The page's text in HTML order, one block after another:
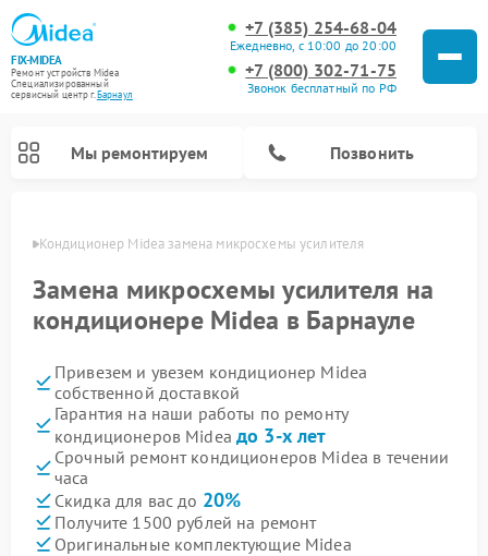
FIX-MIDEA
Ремонт устройств Midea
Специализированный
cервисный центр г.Барнаул
+7 (385) 254-68-04
Ежедневно, с 10:00 до 20:00
+7 (800) 302-71-75
Звонок бесплатный по РФ
Мы ремонтируем Позвонить
Кондиционер Midea замена микросхемы усилителя
Замена микросхемы усилителя на
кондиционере Midea в Барнауле
Привезем и увезем кондиционер Midea
собственной доставкой
Гарантия на наши работы по ремонту
кондиционеров Mideaдо 3-х лет
Срочный ремонт кондиционеров Midea в течении
часа
Скидка для вас до 20%
Получите 1500 рублей на ремонт
Оригинальные комплектующие Midea